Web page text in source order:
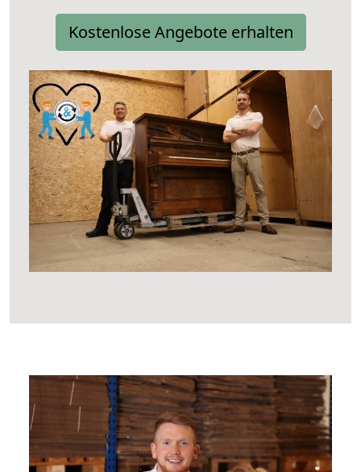
Kostenlose Angebote erhalten